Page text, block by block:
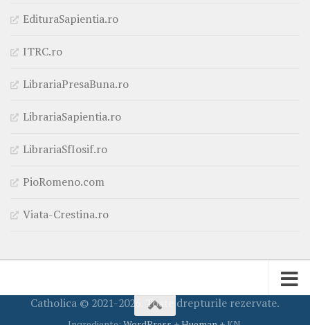
EdituraSapientia.ro
ITRC.ro
LibrariaPresaBuna.ro
LibrariaSapientia.ro
LibrariaSfIosif.ro
PioRomeno.com
Viata-Crestina.ro
Catholica © 2021-2026. Toate drepturile rezervate.